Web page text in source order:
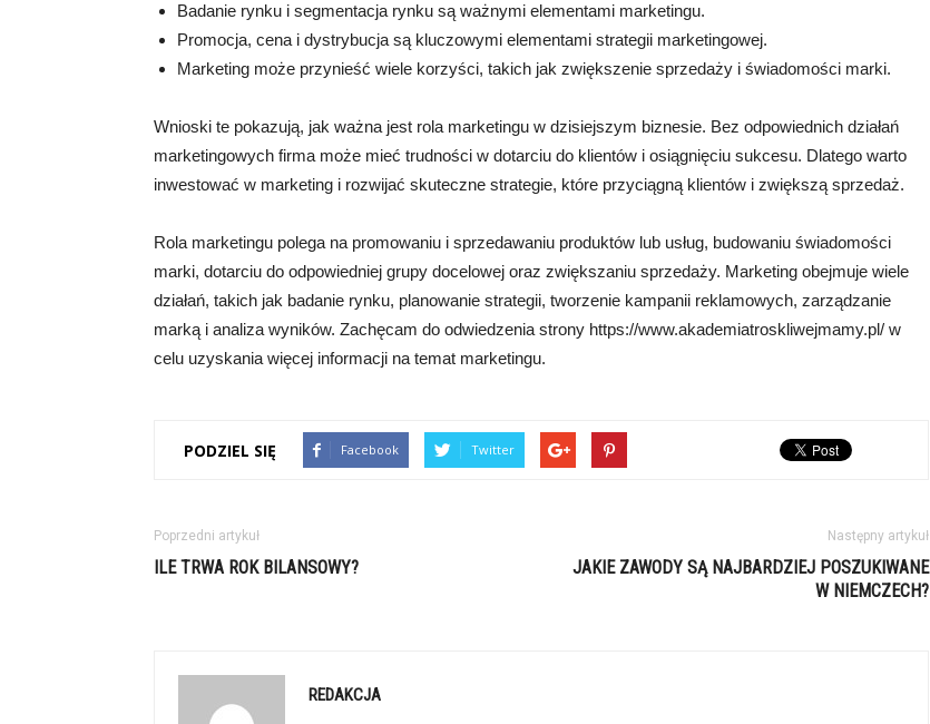
Badanie rynku i segmentacja rynku są ważnymi elementami marketingu.
Promocja, cena i dystrybucja są kluczowymi elementami strategii marketingowej.
Marketing może przynieść wiele korzyści, takich jak zwiększenie sprzedaży i świadomości marki.
Wnioski te pokazują, jak ważna jest rola marketingu w dzisiejszym biznesie. Bez odpowiednich działań
marketingowych firma może mieć trudności w dotarciu do klientów i osiągnięciu sukcesu. Dlatego warto
inwestować w marketing i rozwijać skuteczne strategie, które przyciągną klientów i zwiększą sprzedaż.
Rola marketingu polega na promowaniu i sprzedawaniu produktów lub usług, budowaniu świadomości
marki, dotarciu do odpowiedniej grupy docelowej oraz zwiększaniu sprzedaży. Marketing obejmuje wiele
działań, takich jak badanie rynku, planowanie strategii, tworzenie kampanii reklamowych, zarządzanie
marką i analiza wyników. Zachęcam do odwiedzenia strony https://www.akademiatroskliwejmamy.pl/ w
celu uzyskania więcej informacji na temat marketingu.
PODZIEL SIĘ Facebook Twitter
Poprzedni artykuł
ILE TRWA ROK BILANSOWY?
Następny artykuł
JAKIE ZAWODY SĄ NAJBARDZIEJ POSZUKIWANE
W NIEMCZECH?
REDAKCJA